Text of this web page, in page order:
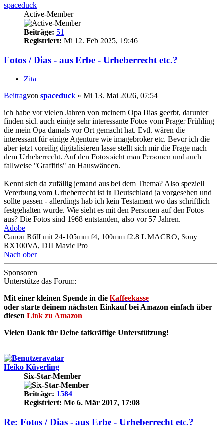
spaceduck
Active-Member
Beiträge: 51
Registriert: Mi 12. Feb 2025, 19:46
Fotos / Dias - aus Erbe - Urheberrecht etc.?
Zitat
Beitragvon spaceduck » Mi 13. Mai 2026, 07:54
ich habe vor vielen Jahren von meinem Opa Dias geerbt, darunter
finden sich auch einige sehr interessante Fotos vom Prager Frühling
die mein Opa damals vor Ort gemacht hat. Evtl. wären die
interessant für einige Agenture wie imagebroker etc. Bevor ich die
aber jetzt voreilig digitalisieren lasse stellt sich mir die Frage nach
dem Urheberrecht. Auf den Fotos sieht man Personen und auch
fallweise "Graffitis" an Hauswänden.
Kennt sich da zufällig jemand aus bei dem Thema? Also speziell
Vererbung vom Urheberrecht ist in Deutschland ja vorgesehen und
sollte passen - allerdings hab ich kein Testament wo das schriftlich
festgehalten wurde. Wie sieht es mit den Personen auf den Fotos
aus? Die Fotos sind 1968 entstanden, also vor 57 Jahren.
Adobe
Canon R6II mit 24-105mm f4, 100mm f2.8 L MACRO, Sony
RX100VA, DJI Mavic Pro
Nach oben
Sponsoren
Unterstütze das Forum:
Mit einer kleinen Spende in die Kaffeekasse
oder starte deinem nächsten Einkauf bei Amazon einfach über
diesen Link zu Amazon
Vielen Dank für Deine tatkräftige Unterstützung!
Heiko Küverling
Six-Star-Member
Beiträge: 1584
Registriert: Mo 6. Mär 2017, 17:08
Re: Fotos / Dias - aus Erbe - Urheberrecht etc.?